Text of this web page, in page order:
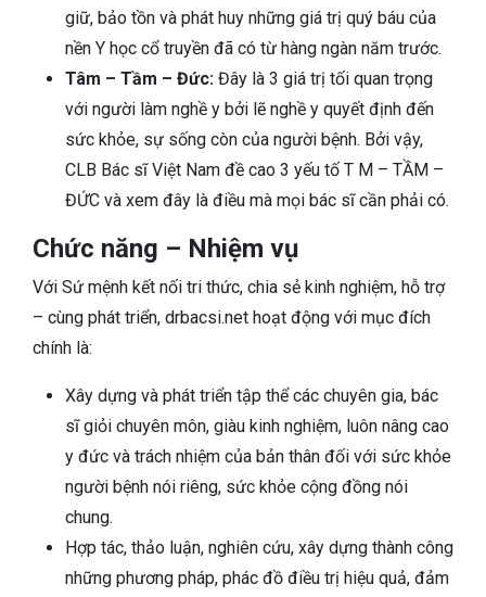
giữ, bảo tồn và phát huy những giá trị quý báu của
nền Y học cổ truyền đã có từ hàng ngàn năm trước.
Tâm – Tầm – Đức: Đây là 3 giá trị tối quan trọng
với người làm nghề y bởi lẽ nghề y quyết định đến
sức khỏe, sự sống còn của người bệnh. Bởi vậy,
CLB Bác sĩ Việt Nam đề cao 3 yếu tố T M – TẦM –
ĐỨC và xem đây là điều mà mọi bác sĩ cần phải có.
Chức năng – Nhiệm vụ
Với Sứ mệnh kết nối tri thức, chia sẻ kinh nghiệm, hỗ trợ
– cùng phát triển, drbacsi.net hoạt động với mục đích
chính là:
Xây dựng và phát triển tập thể các chuyên gia, bác
sĩ giỏi chuyên môn, giàu kinh nghiệm, luôn nâng cao
y đức và trách nhiệm của bản thân đối với sức khỏe
người bệnh nói riêng, sức khỏe cộng đồng nói
chung.
Hợp tác, thảo luận, nghiên cứu, xây dựng thành công
những phương pháp, phác đồ điều trị hiệu quả, đảm